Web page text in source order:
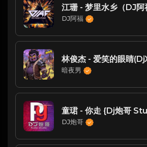
江珊 - 梦里水乡（DJ阿
DJ阿福
暗夜男
童珺 - 你走 {Dj炮哥
DJ炮哥